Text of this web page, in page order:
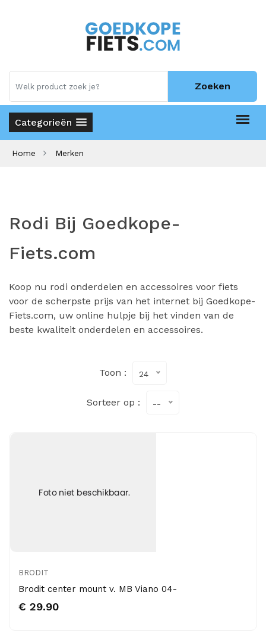
Zoeken
Categorieën
Home Merken
Rodi Bij Goedkope-
Fiets.com
Koop nu rodi onderdelen en accessoires voor fiets
voor de scherpste prijs van het internet bij Goedkope-
Fiets.com, uw online hulpje bij het vinden van de
beste kwaliteit onderdelen en accessoires.
Toon : 24
Sorteer op : --
BRODIT
Brodit center mount v. MB Viano 04-
€ 29.90